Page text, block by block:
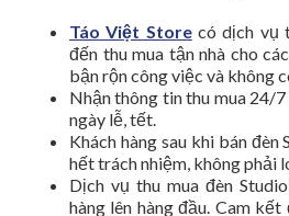
Táo Việt Storecó dịch vụ
đến thu mua tận nhà cho
bận rộn công việc và không
Nhận thông tin thu mua 24/
ngày lễ, tết.
Khách hàng sau khi bán
hết trách nhiệm, không phải
Dịch vụ thu mua đèn
hàng lên hàng đầu. Cam